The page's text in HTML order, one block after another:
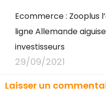
Ecommerce : Zooplus
ligne Allemande
investisseurs
29/09/2021
Laisser un